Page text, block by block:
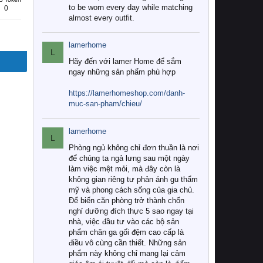
0
to be worn every day while matching
almost every outfit.
L
lamerhome
Hãy đến với lamer Home để sắm
ngay những sản phẩm phù hợp
https://lamerhomeshop.com/danh-
muc-san-pham/chieu/
L
lamerhome
Phòng ngủ không chỉ đơn thuần là nơi
để chúng ta ngả lưng sau một ngày
làm việc mệt mỏi, mà đây còn là
không gian riêng tư phản ánh gu thẩm
mỹ và phong cách sống của gia chủ.
Để biến căn phòng trở thành chốn
nghỉ dưỡng đích thực 5 sao ngay tại
nhà, việc đầu tư vào các bộ sản
phẩm chăn ga gối đệm cao cấp là
điều vô cùng cần thiết. Những sản
phẩm này không chỉ mang lại cảm